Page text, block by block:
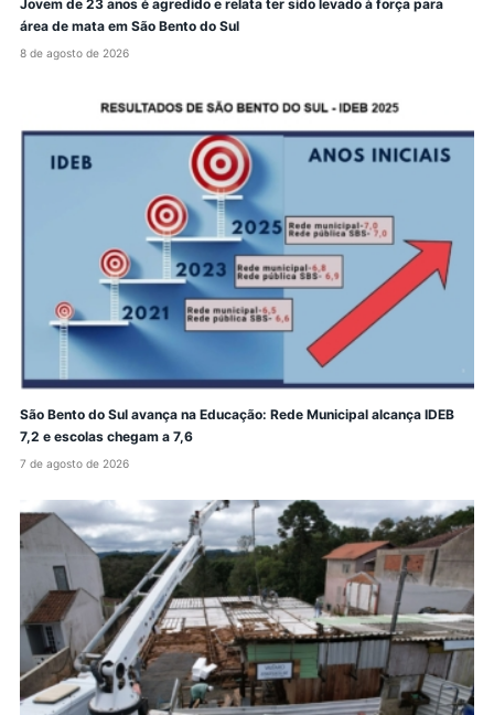
Jovem de 23 anos é agredido e relata ter sido levado à força para
área de mata em São Bento do Sul
8 de agosto de 2026
São Bento do Sul avança na Educação: Rede Municipal alcança IDEB
7,2 e escolas chegam a 7,6
7 de agosto de 2026